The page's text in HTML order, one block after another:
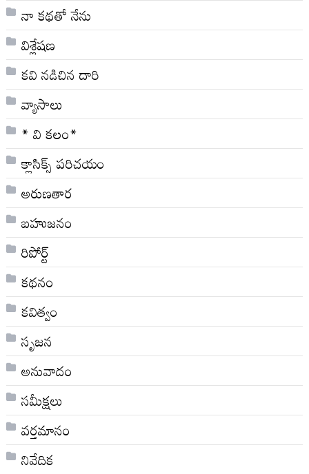
నా క‌థ‌తో నేను
విశ్లేషణ
కవి నడిచిన దారి
వ్యాసాలు
* వి క‌లం*
క్లాసిక్స్ ప‌రిచ‌యం
అరుణతార
బహుజనం
రిపోర్ట్
కథనం
కవిత్వం
సృజన
అనువాదం
సమీక్షలు
వర్తమానం
నివేదిక